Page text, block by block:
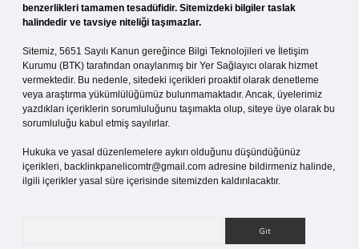
benzerlikleri tamamen tesadüfidir. Sitemizdeki bilgiler taslak
halindedir ve tavsiye niteliği taşımazlar.
Sitemiz, 5651 Sayılı Kanun gereğince Bilgi Teknolojileri ve İletişim
Kurumu (BTK) tarafından onaylanmış bir Yer Sağlayıcı olarak hizmet
vermektedir. Bu nedenle, sitedeki içerikleri proaktif olarak denetleme
veya araştırma yükümlülüğümüz bulunmamaktadır. Ancak, üyelerimiz
yazdıkları içeriklerin sorumluluğunu taşımakta olup, siteye üye olarak bu
sorumluluğu kabul etmiş sayılırlar.
Hukuka ve yasal düzenlemelere aykırı olduğunu düşündüğünüz
içerikleri, backlinkpanelicomtr@gmail.com adresine bildirmeniz halinde,
ilgili içerikler yasal süre içerisinde sitemizden kaldırılacaktır.